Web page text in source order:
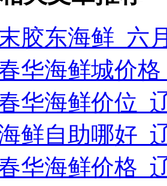
胶东海鲜_六
华海鲜城价
华海鲜价位_
鲜自助哪好_
华海鲜价格_